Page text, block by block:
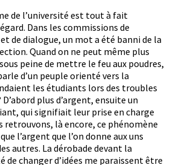
de l’université est tout à fait
Dans les commissions de
de dialogue, un mot a été banni de la
Quand on ne peut même plus
peine de mettre le feu aux poudres,
d’un peuple orienté vers la
les étudiants lors des troubles
plus d’argent, ensuite un
qui signifiait leur prise en charge
retrouvons, là encore, ce phénomène
l’argent que l’on donne aux uns
autres. La dérobade devant la
de changer d’idées me paraissent être